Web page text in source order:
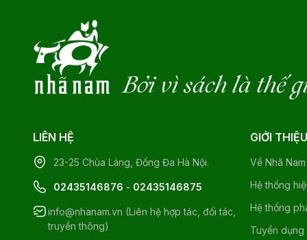
Bởi vì sách là thế
LIÊN HỆ
23-25 Chùa Láng, Đống Đa Hà Nội.
02435146876 - 02435146875
info@nhanam.vn (Liên hệ hợp tác, đối tác,
truyền thông)
GIỚI THIỆU
Về Nhã Nam
Hệ thống
Hệ thống
Tuyển dụng